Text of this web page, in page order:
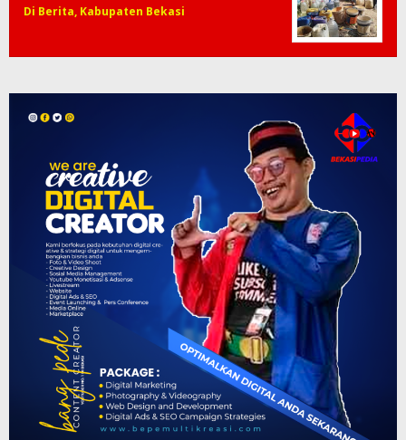
Di Berita, Kabupaten Bekasi